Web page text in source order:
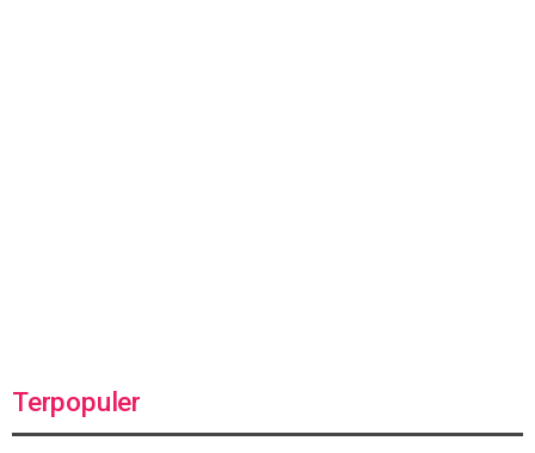
Terpopuler